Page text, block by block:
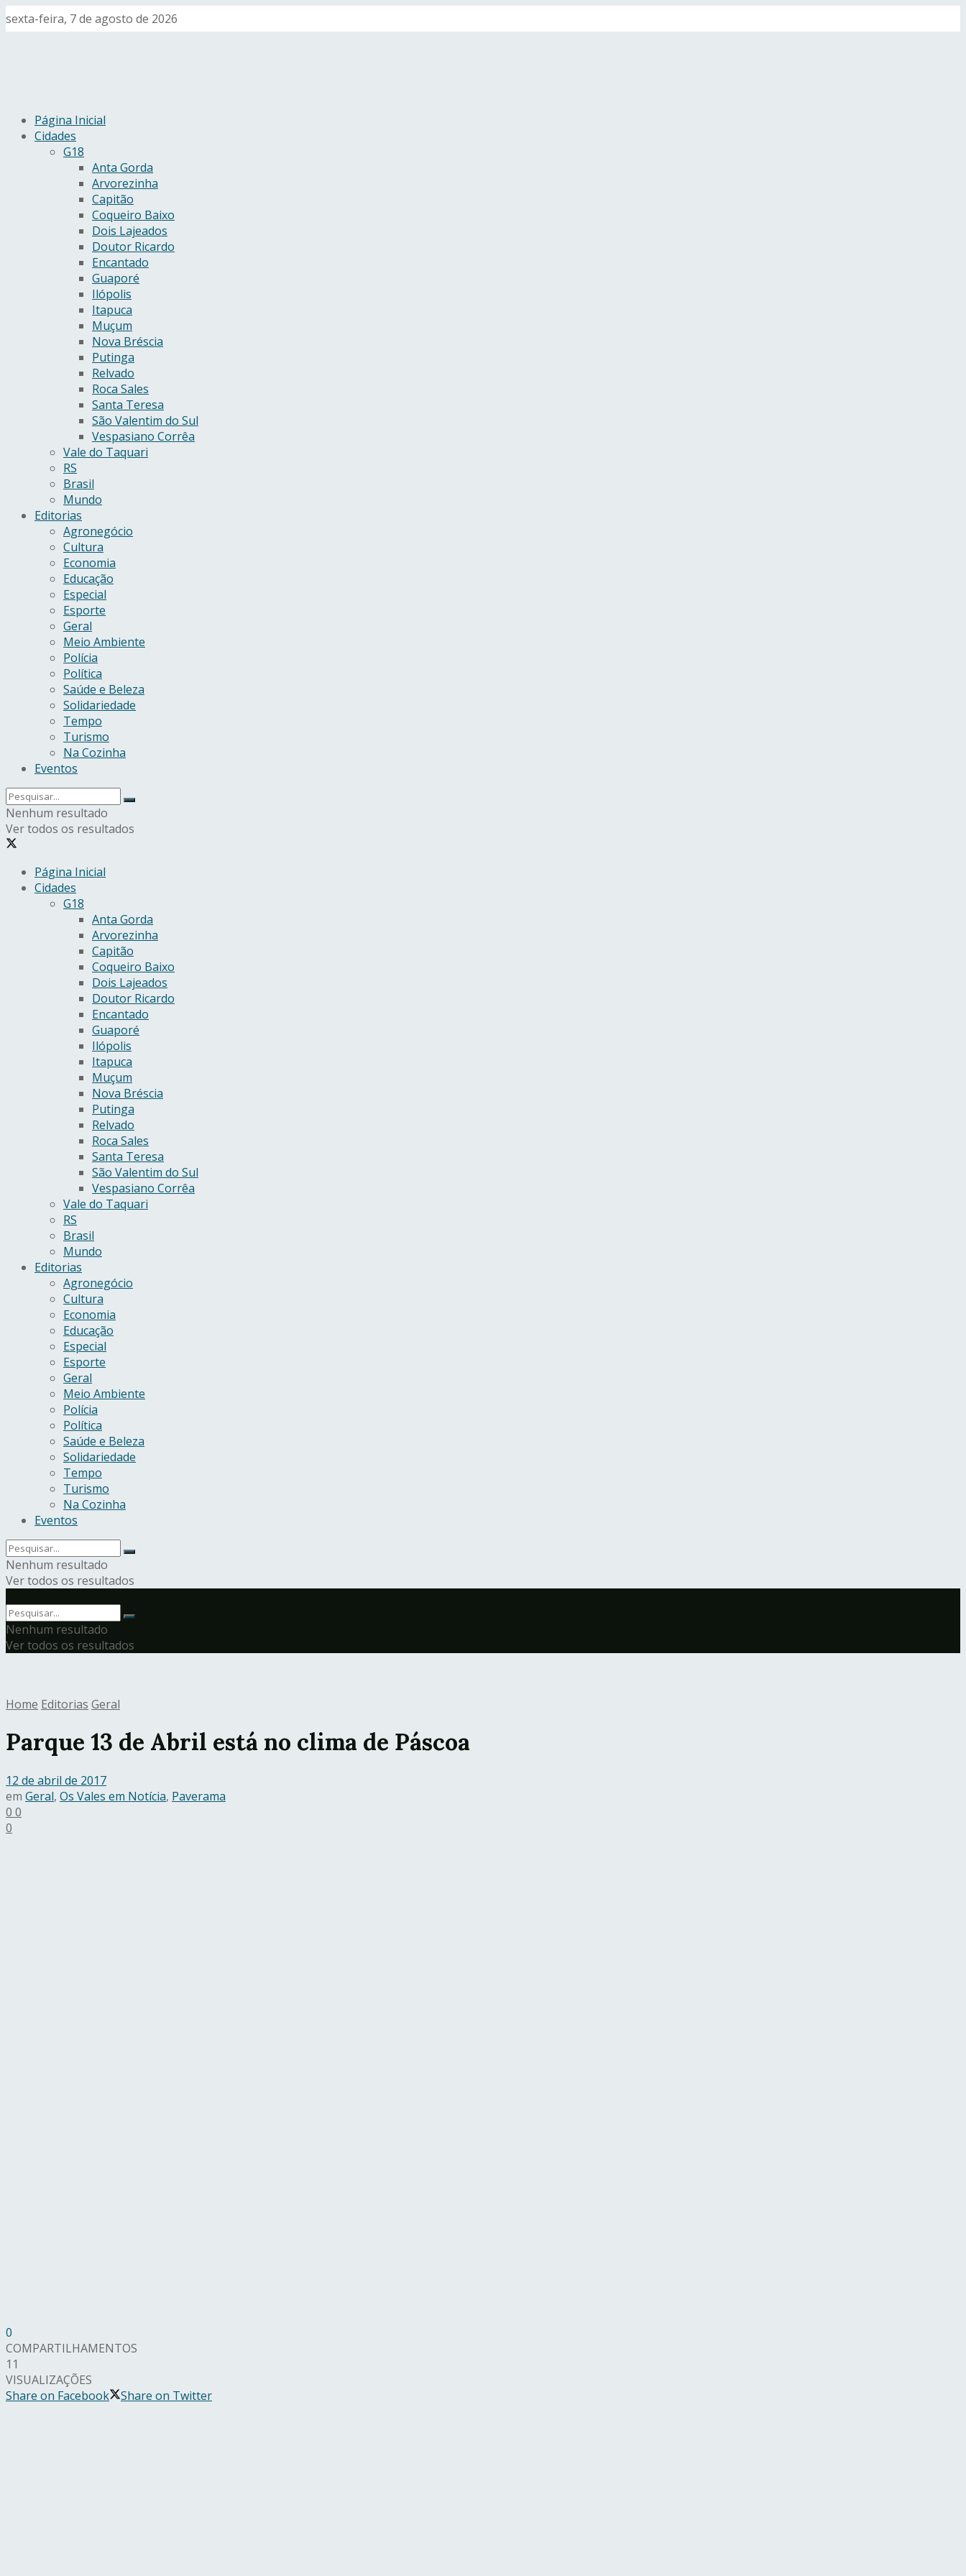
sexta-feira, 7 de agosto de 2026
Página Inicial
Cidades
G18
Anta Gorda
Arvorezinha
Capitão
Coqueiro Baixo
Dois Lajeados
Doutor Ricardo
Encantado
Guaporé
Ilópolis
Itapuca
Muçum
Nova Bréscia
Putinga
Relvado
Roca Sales
Santa Teresa
São Valentim do Sul
Vespasiano Corrêa
Vale do Taquari
RS
Brasil
Mundo
Editorias
Agronegócio
Cultura
Economia
Educação
Especial
Esporte
Geral
Meio Ambiente
Polícia
Política
Saúde e Beleza
Solidariedade
Tempo
Turismo
Na Cozinha
Eventos
Nenhum resultado
Ver todos os resultados
Página Inicial
Cidades
G18
Anta Gorda
Arvorezinha
Capitão
Coqueiro Baixo
Dois Lajeados
Doutor Ricardo
Encantado
Guaporé
Ilópolis
Itapuca
Muçum
Nova Bréscia
Putinga
Relvado
Roca Sales
Santa Teresa
São Valentim do Sul
Vespasiano Corrêa
Vale do Taquari
RS
Brasil
Mundo
Editorias
Agronegócio
Cultura
Economia
Educação
Especial
Esporte
Geral
Meio Ambiente
Polícia
Política
Saúde e Beleza
Solidariedade
Tempo
Turismo
Na Cozinha
Eventos
Nenhum resultado
Ver todos os resultados
Nenhum resultado
Ver todos os resultados
Home Editorias Geral
Parque 13 de Abril está no clima de Páscoa
12 de abril de 2017
em Geral, Os Vales em Notícia, Paverama
0 0
0
0
COMPARTILHAMENTOS
11
VISUALIZAÇÕES
Share on Facebook
Share on Twitter